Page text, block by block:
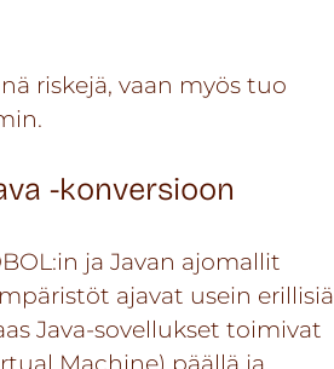
riskejä, vaan myös tuo
-konversioon
ja Javan ajomallit
ajavat usein erillisiä
Java-sovellukset toimivat
Machine) päällä ja